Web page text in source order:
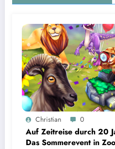
Christian 0
Auf Zeitreise durch 20
Das Sommerevent in